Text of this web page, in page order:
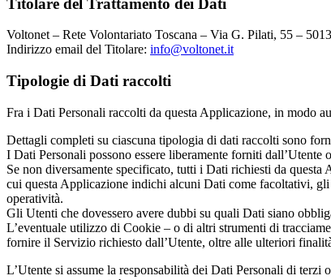
Titolare del Trattamento dei Dati
Voltonet – Rete Volontariato Toscana – Via G. Pilati, 55 –
Indirizzo email del Titolare: info@voltonet.it
Tipologie di Dati raccolti
Fra i Dati Personali raccolti da questa Applicazione, in modo
Dettagli completi su ciascuna tipologia di dati raccolti sono
I Dati Personali possono essere liberamente forniti
Se non diversamente specificato, tutti i Dati richiesti da
cui questa Applicazione indichi alcuni Dati come facoltativi,
operatività.
Gli Utenti che dovessero avere dubbi su quali Dati siano
L’eventuale utilizzo di Cookie – o di altri strumenti di
fornire il Servizio richiesto dall’Utente, oltre alle ulteriori
L’Utente si assume la responsabilità dei Dati Personali di